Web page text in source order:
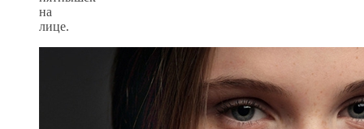
на
лице.